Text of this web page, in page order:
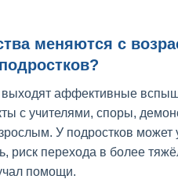
меняются с
аффективные
с учителями, споры,
У подростков может
риск перехода в более
помощи.